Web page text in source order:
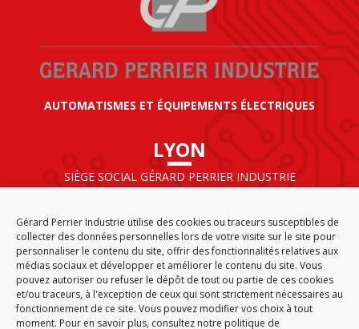
Gérard Perrier Industrie utilise des cookies ou traceurs susceptibles de
collecter des données personnelles lors de votre visite sur le site pour
personnaliser le contenu du site, offrir des fonctionnalités relatives aux
médias sociaux et développer et améliorer le contenu du site. Vous
pouvez autoriser ou refuser le dépôt de tout ou partie de ces cookies
et/ou traceurs, à l'exception de ceux qui sont strictement nécessaires au
fonctionnement de ce site. Vous pouvez modifier vos choix à tout
moment. Pour en savoir plus, consultez notre politique de
AUTOMATISMES ET ÉQUIPEMENTS ÉLECTRIQUES
LYON
SIÈGE SOCIAL GÉRARD PERRIER INDUSTRIE
69125 LYON AÉROPORT SAINT EXUPÉRY
FRANCE
ACCUEIL CGA PLAN DU SITE
MENTIONS LÉGALES